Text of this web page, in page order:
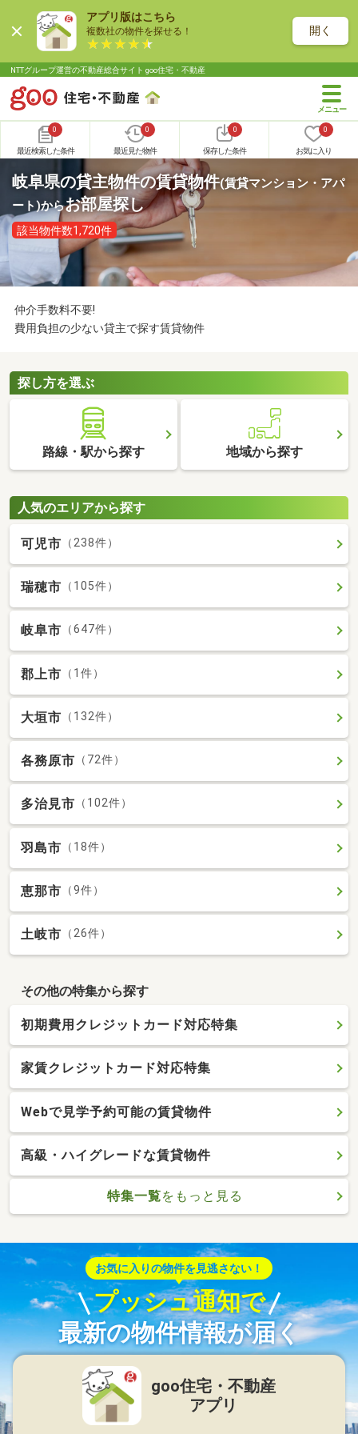
アプリ版はこちら
複数社の物件を探せる！ 開く
NTTグループ運営の不動産総合サイト goo住宅・不動産
0
最近検索した条件
0
最近見た物件
0
保存した条件
0
お気に入り
岐阜県の貸主物件の賃貸物件(賃貸マンション・アパ
ート)からお部屋探し
該当物件数1,720件
仲介手数料不要!
費用負担の少ない貸主で探す賃貸物件
探し方を選ぶ
路線・駅から探す 地域から探す
人気のエリアから探す
可児市 （238件）
瑞穂市 （105件）
岐阜市 （647件）
郡上市 （1件）
大垣市 （132件）
各務原市 （72件）
多治見市 （102件）
羽島市 （18件）
恵那市 （9件）
土岐市 （26件）
その他の特集から探す
初期費用クレジットカード対応特集
家賃クレジットカード対応特集
Webで見学予約可能の賃貸物件
高級・ハイグレードな賃貸物件
特集一覧をもっと見る
お気に入りの物件を見逃さない！
プッシュ通知で
最新の物件情報が届く
goo住宅・不動産
アプリ